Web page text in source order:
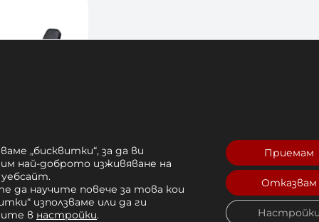
BODY-
лв.
„бисквитки“, за да ви
най-доброто изживяване на
да научите повече за това кои
използваме или да ги
в настройки.
Приемам
Отказвам